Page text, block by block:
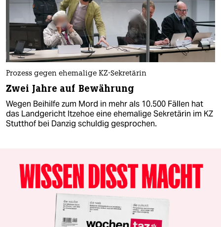
Prozess gegen ehemalige KZ-Sekretärin
Zwei Jahre auf Bewährung
Wegen Beihilfe zum Mord in mehr als 10.500 Fällen hat
das Landgericht Itzehoe eine ehemalige Sekretärin im KZ
Stutthof bei Danzig schuldig gesprochen.